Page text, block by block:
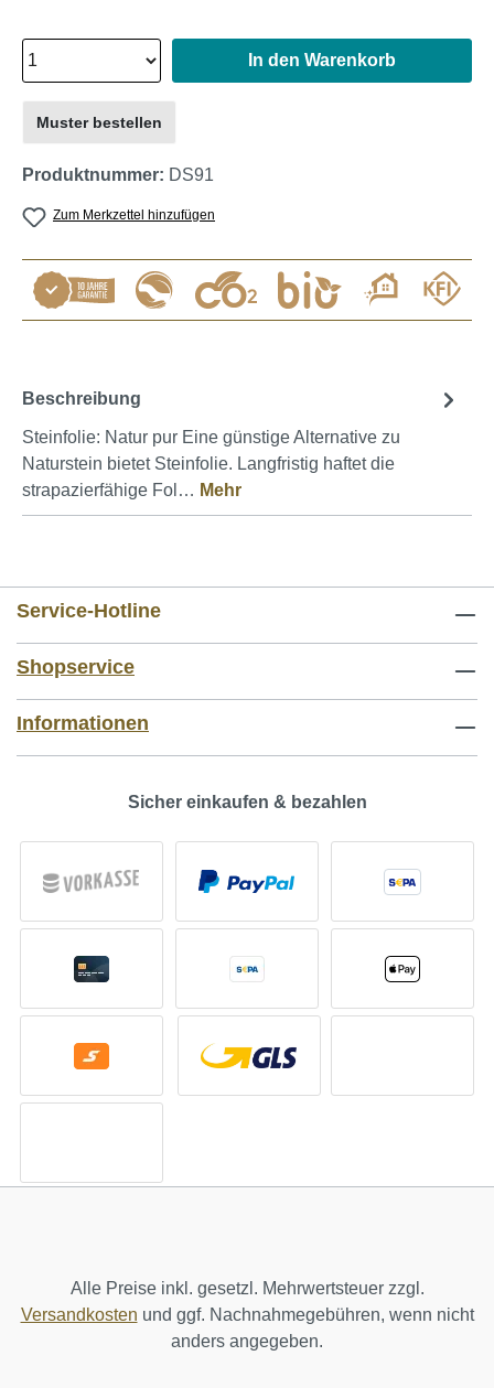
In den Warenkorb
Zum Merkzettel hinzufügen
Muster bestellen
Produktnummer: DS91
Beschreibung
Steinfolie: Natur pur Eine günstige Alternative zu
Naturstein bietet Steinfolie. Langfristig haftet die
strapazierfähige Fol… Mehr
Service-Hotline
Shopservice
Informationen
Sicher einkaufen & bezahlen
Alle Preise inkl. gesetzl. Mehrwertsteuer zzgl.
Versandkosten und ggf. Nachnahmegebühren, wenn nicht
anders angegeben.